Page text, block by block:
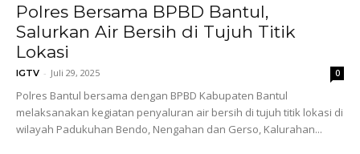
Polres Bersama BPBD Bantul,
Salurkan Air Bersih di Tujuh Titik
Lokasi
IGTV - Juli 29, 2025 0
Polres Bantul bersama dengan BPBD Kabupaten Bantul
melaksanakan kegiatan penyaluran air bersih di tujuh titik lokasi di
wilayah Padukuhan Bendo, Nengahan dan Gerso, Kalurahan...